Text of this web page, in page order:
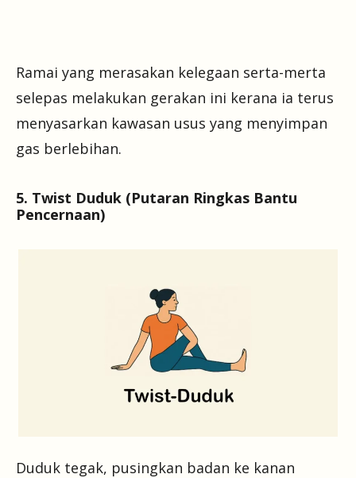
Ramai yang merasakan kelegaan serta-merta
selepas melakukan gerakan ini kerana ia terus
menyasarkan kawasan usus yang menyimpan
gas berlebihan.
5. Twist Duduk (Putaran Ringkas Bantu
Pencernaan)
Duduk tegak, pusingkan badan ke kanan